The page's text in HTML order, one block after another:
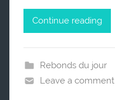
Continue reading
Rebonds du jour
Leave a comment